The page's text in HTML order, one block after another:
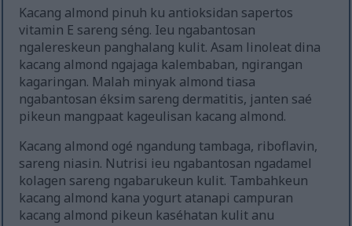
Kacang almond pinuh ku antioksidan sapertos
vitamin E sareng séng. Ieu ngabantosan
ngalereskeun panghalang kulit. Asam linoleat dina
kacang almond ngajaga kalembaban, ngirangan
kagaringan. Malah minyak almond tiasa
ngabantosan éksim sareng dermatitis, janten saé
pikeun mangpaat kageulisan kacang almond.
Kacang almond ogé ngandung tambaga, riboflavin,
sareng niasin. Nutrisi ieu ngabantosan ngadamel
kolagen sareng ngabarukeun kulit. Tambahkeun
kacang almond kana yogurt atanapi campuran
kacang almond pikeun kaséhatan kulit anu